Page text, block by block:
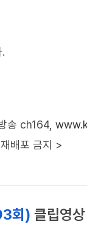
송 ch164,
배포 금지 >
회) 클립영상